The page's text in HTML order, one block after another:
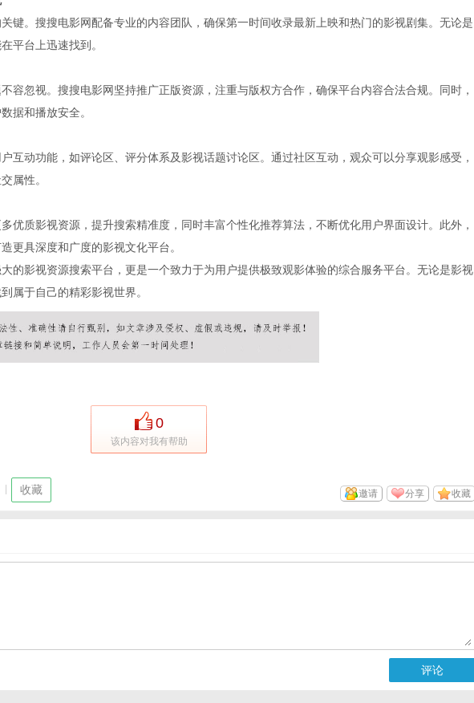
键。搜搜电影网配备专业的内容团队，确保第一时间收录最新上映和热门的影视剧集。无论是
平台上迅速找到。
容忽视。搜搜电影网坚持推广正版资源，注重与版权方合作，确保平台内容合法合规。同时，
据和播放安全。
互动功能，如评论区、评分体系及影视话题讨论区。通过社区互动，观众可以分享观影感受，
属性。
优质影视资源，提升搜索精准度，同时丰富个性化推荐算法，不断优化用户界面设计。此外，
更具深度和广度的影视文化平台。
的影视资源搜索平台，更是一个致力于为用户提供极致观影体验的综合服务平台。无论是影视
属于自己的精彩影视世界。
0
该内容对我有帮助
收藏 收藏
分享
邀请
评论